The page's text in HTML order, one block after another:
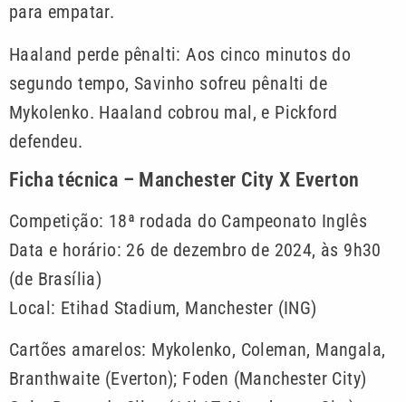
para empatar.
Haaland perde pênalti: Aos cinco minutos do
segundo tempo, Savinho sofreu pênalti de
Mykolenko. Haaland cobrou mal, e Pickford
defendeu.
Ficha técnica – Manchester City X Everton
Competição: 18ª rodada do Campeonato Inglês
Data e horário: 26 de dezembro de 2024, às 9h30
(de Brasília)
Local: Etihad Stadium, Manchester (ING)
Cartões amarelos: Mykolenko, Coleman, Mangala,
Branthwaite (Everton); Foden (Manchester City)